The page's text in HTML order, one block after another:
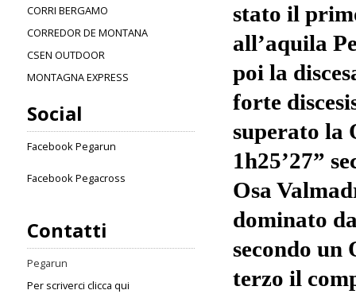
CORRI BERGAMO
CORREDOR DE MONTANA
CSEN OUTDOOR
MONTAGNA EXPRESS
Social
Facebook Pegarun
Facebook Pegacross
Contatti
Pegarun
Per scriverci clicca qui
stato il
all’aquila
poi la
forte
superato la
1h25’27”
Osa
dominato
secondo un
terzo il